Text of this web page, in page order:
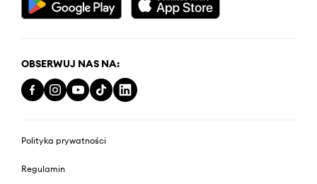
OBSERWUJ NAS NA:
Polityka prywatności
Regulamin